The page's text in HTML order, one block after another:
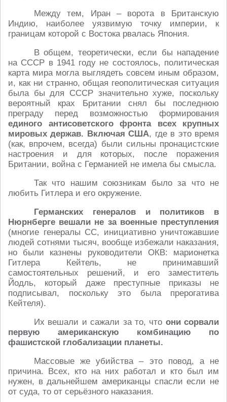
Между тем, Иран – ворота в Британскую
Индию, наиболее уязвимую точку империи, к
границам которой с Востока рвалась Япония.
В общем, теоретически, если бы нападение
на СССР в 1941 году не состоялось, политическая
карта мира могла выглядеть совсем иным образом,
и, как ни странно, общая геополитическая ситуация
была бы для СССР значительно хуже, поскольку
вероятный крах Британии снял бы последнюю
преграду перед возможностью формирования
единого антисоветского фронта всех крупных
мировых держав. Включая США, где в это время
(как, впрочем, всегда) были сильны пронацистские
настроения и для которых, после поражения
Британии, война с Германией не имела бы смысла.
Так что нашим союзникам было за что не
любить Гитлера и его окружение.
Германских генералов и политиков в
Нюрнберге вешали не за военные преступления
(многие генералы СС, инициативно уничтожавшие
людей сотнями тысяч, вообще избежали наказания,
но были казнены руководители ОКВ: марионетка
Гитлера Кейтель, не принимавший
самостоятельных решений, и его заместитель
Йодль, который даже преступные приказы не
подписывал, поскольку это была прерогатива
Кейтеля).
Их вешали и сажали за то, что они сорвали
первую американскую комбинацию по
фашистской глобализации планеты.
Массовые же убийства – это повод, а не
причина. Всех, кто на них работал и кто был им
нужен, в дальнейшем американцы спасли если не
от суда, то от серьёзного наказания.